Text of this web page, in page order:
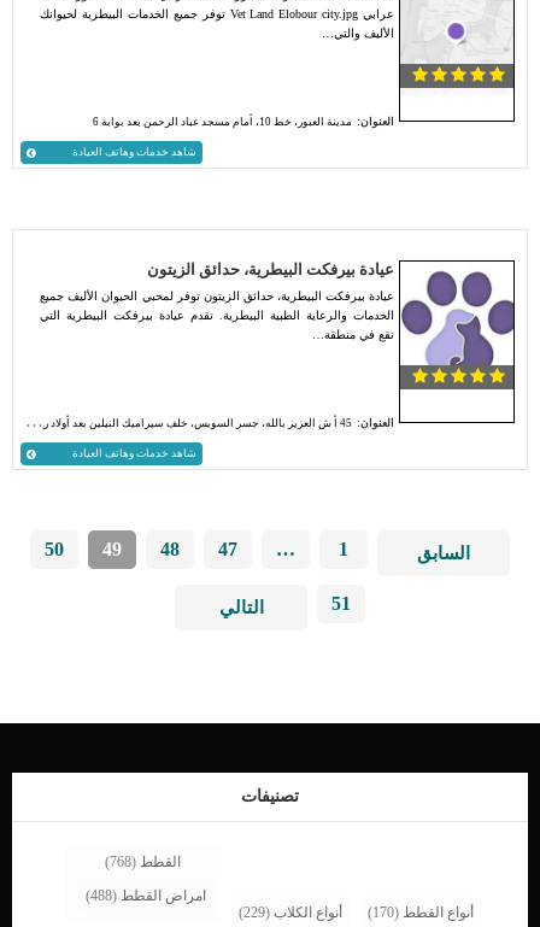
شاهد خدمات وهاتف العيادة
عرابي Vet Land Elobour city.jpg توفر جميع الخدمات البيطرية لحيوانك
الأليف والتي…
العنوان: مدينة العبور، خط 10، أمام مسجد عباد الرحمن بعد بوابة 6
شاهد خدمات وهاتف العيادة
عيادة بيرفكت البيطرية، حدائق الزيتون
عيادة بيرفكت البيطرية، حدائق الزيتون توفر لمحبي الحيوان الأليف جميع
الخدمات والرعاية الطبية البيطرية. تقدم عيادة بيرفكت البيطرية التي
تقع في منطقة…
العنوان: 45 أ ش العزيز بالله، جسر السويس، خلف سيراميك النيلين بعد أولاد رجب، حدائق الزيتون، القاهرة
السابق 1
…
47
48
49
50
51 التالي
تصنيفات
أنواع القطط (170) أنواع الكلاب (229)
القطط (768)
امراض القطط (488)